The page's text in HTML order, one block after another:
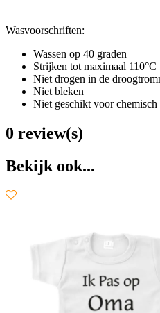
Wasvoorschriften:
Wassen op 40 graden
Strijken tot maximaal 110°C
Niet drogen in de
Niet bleken
Niet geschikt voor chemisch
0 review(s)
Bekijk ook...